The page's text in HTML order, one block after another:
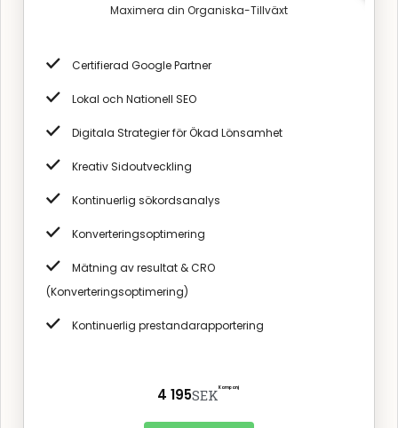
Maximera din Organiska-Tillväxt
4 195SEK Kampanj
Certifierad Google Partner
Lokal och Nationell SEO
Digitala Strategier för Ökad Lönsamhet
Kreativ Sidoutveckling
Kontinuerlig sökordsanalys
Konverteringsoptimering
Mätning av resultat & CRO
(Konverteringsoptimering)
Kontinuerlig prestandarapportering